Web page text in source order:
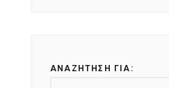
ΑΝΑΖΉΤΗΣΗ ΓΙΑ: